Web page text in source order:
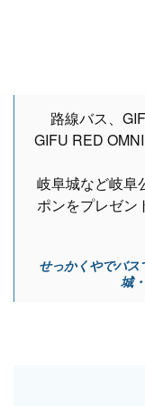
路線バス、
GIFU RED
岐阜城など岐阜
ポンをプレゼン
せっかくやでバ
城